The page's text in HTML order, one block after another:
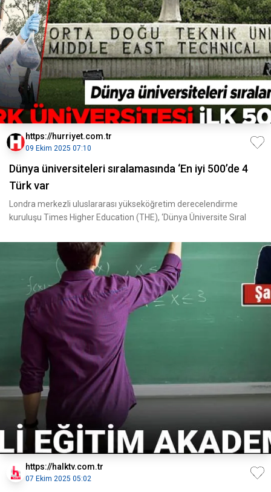
https://hurriyet.com.tr
09 Ekim 2025 07:10
Dünya üniversiteleri sıralamasında ‘En iyi 500’de 4
Türk var
Londra merkezli uluslararası yükseköğretim derecelendirme
kuruluşu Times Higher Education (THE), ‘Dünya Üniversite Sıral
https://halktv.com.tr
07 Ekim 2025 05:02